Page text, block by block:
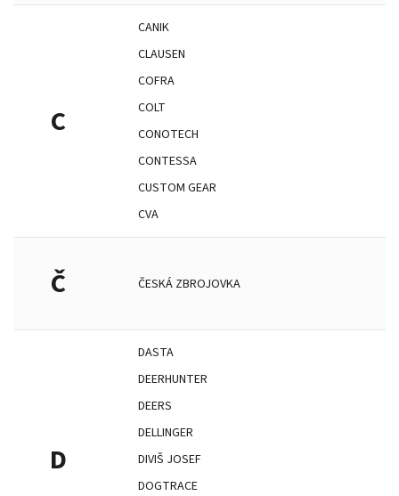
C
CANIK
CLAUSEN
COFRA
COLT
CONOTECH
CONTESSA
CUSTOM GEAR
CVA
Č ČESKÁ ZBROJOVKA
D
DASTA
DEERHUNTER
DEERS
DELLINGER
DIVIŠ JOSEF
DOGTRACE